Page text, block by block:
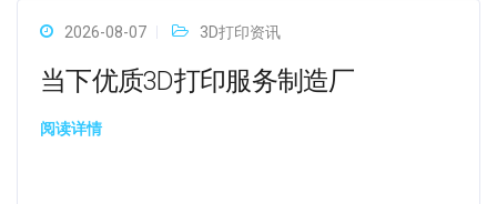
2026-08-07 3D打印资讯
当下优质3D打印服务制造厂
阅读详情